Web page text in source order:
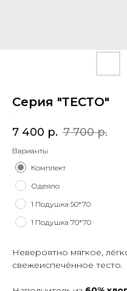
Серия "ТЕСТО"
7 400 р. 7 700 р.
Варианты
Комплект
Одеяло
1 Подушка 50*70
1 Подушка 70*70
Невероятно мягкое,
свежеиспечённое тесто.